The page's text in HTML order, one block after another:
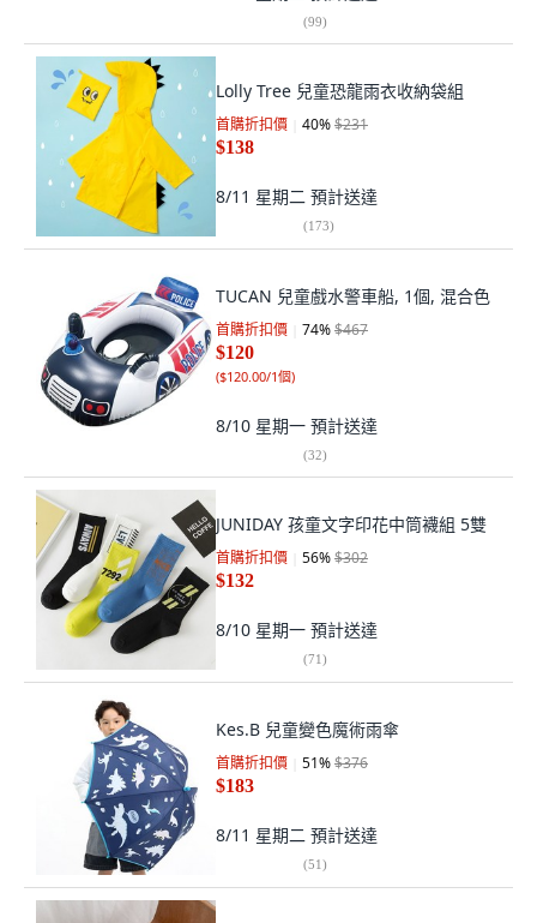
(99)
Lolly Tree 兒童恐龍雨衣收納袋組
首購折扣價 40%$231
$138
8/11 星期二 預計送達
(173)
TUCAN 兒童戲水警車船, 1個, 混合色
首購折扣價 74%$467
$120
($120.00/1個)
8/10 星期一 預計送達
(32)
JUNIDAY 孩童文字印花中筒襪組 5雙
首購折扣價 56%$302
$132
8/10 星期一 預計送達
(71)
Kes.B 兒童變色魔術雨傘
首購折扣價 51%$376
$183
8/11 星期二 預計送達
(51)